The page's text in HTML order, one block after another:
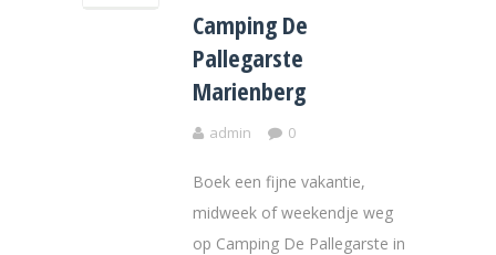
Camping De
Pallegarste
Marienberg
admin 0
Boek een fijne vakantie,
midweek of weekendje weg
op Camping De Pallegarste in